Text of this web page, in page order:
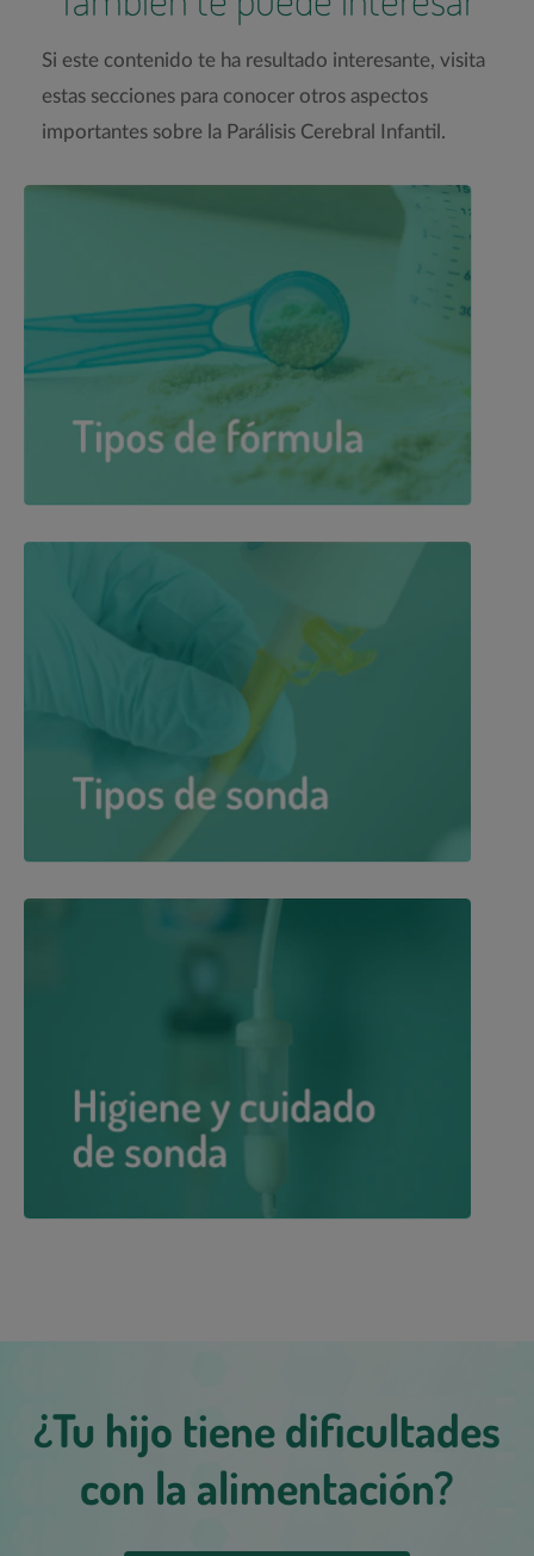
Si este contenido te ha resultado interesante, visita
estas secciones para conocer otros aspectos
importantes sobre la Parálisis Cerebral Infantil.
¿Tu hijo tiene dificultades
con la alimentación?